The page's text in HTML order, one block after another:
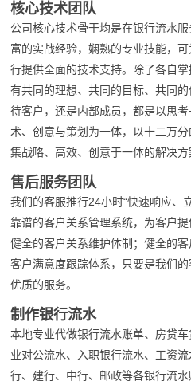
核心技术团队
公司核心技术骨干均是在银行流水
富的实战经验，娴熟的专业技能，
行提供全面的技术支持。除了各自
有共同的理想、共同的目标、共同
待客户，还是内部成员，都是以思
术、创意与策划为一体，以十二万
集战略、高效、创意于一体的解决方
售后服务团队
我们的客服推行24小时“快速响应、
靠谱的客户关系管理系统，为客户
健全的客户关系维护体制；健全的
客户满意度跟踪体系，只要是我们
优质的服务。
制作银行流水
本地专业代做银行流水账单、房贷
业对公流水、入职银行流水、工资
行、建行、中行、邮政等各银行流